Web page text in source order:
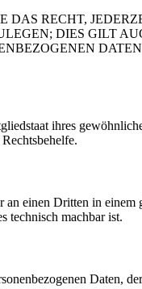
RECHT,
DIES GILT
ihres
einen Dritten in einem
technisch machbar ist.
Daten,